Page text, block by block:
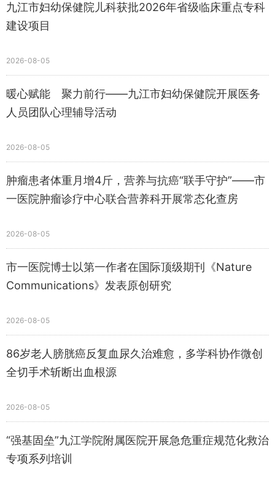
九江市妇幼保健院儿科获批2026年省级临床重点专科
建设项目
2026-08-05
暖心赋能 聚力前行——九江市妇幼保健院开展医务
人员团队心理辅导活动
2026-08-05
肿瘤患者体重月增4斤，营养与抗癌“联手守护”——市
一医院肿瘤诊疗中心联合营养科开展常态化查房
2026-08-05
市一医院博士以第一作者在国际顶级期刊《Nature
Communications》发表原创研究
2026-08-05
86岁老人膀胱癌反复血尿久治难愈，多学科协作微创
全切手术斩断出血根源
2026-08-05
“强基固垒”九江学院附属医院开展急危重症规范化救治
专项系列培训